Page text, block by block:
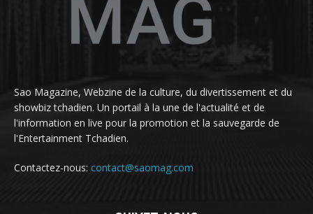
Sao Magazine, Webzine de la culture, du divertissement et du
showbiz tchadien. Un portail à la une de l'actualité et de
l'information en live pour la promotion et la sauvegarde de
l'Entertainment Tchadien.
Contactez-nous: contact@saomag.com